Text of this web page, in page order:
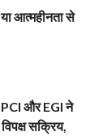
आत्महीनता से
PCI और EGI ने
सक्रिय,